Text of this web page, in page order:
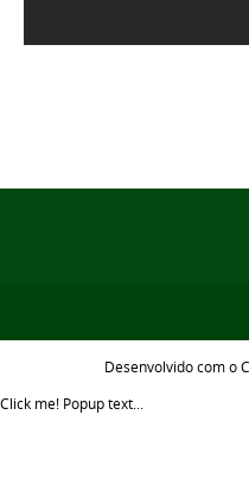
Desenvolvido com o
Click me! Popup text...